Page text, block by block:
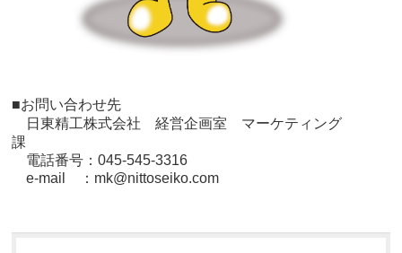
■お問い合わせ先
日東精工株式会社 経営企画室 マーケティング
課
電話番号：045-545-3316
e-mail ：mk@nittoseiko.com